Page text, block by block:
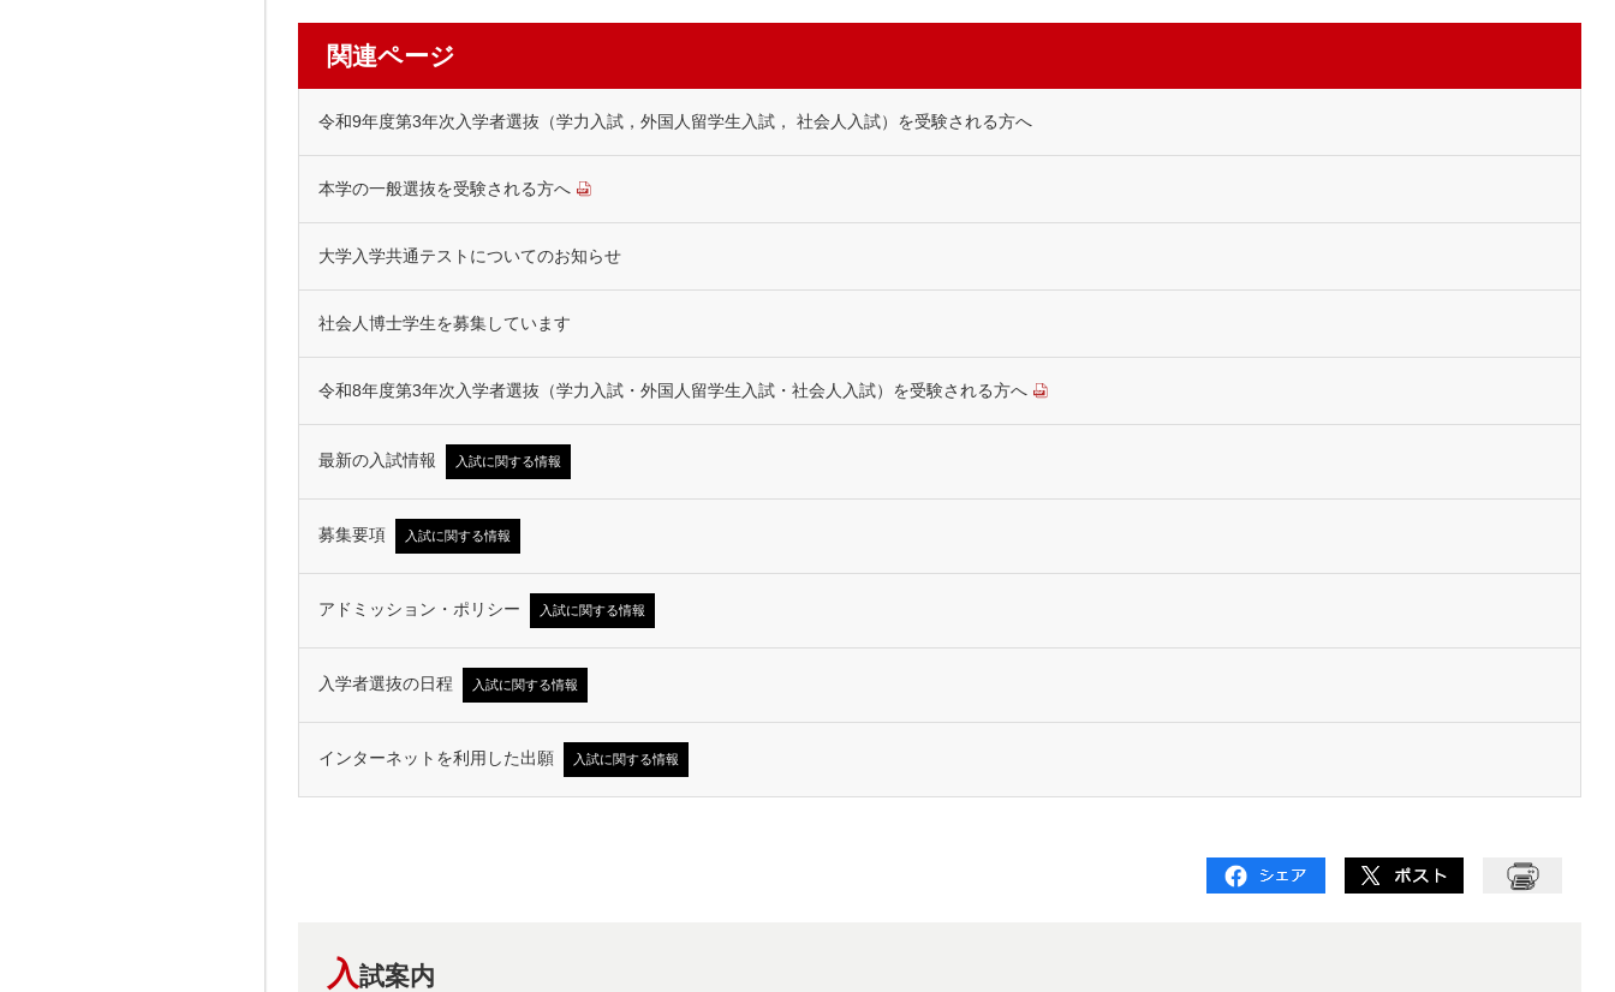
関連ページ
令和9年度第3年次入学者選抜（学力入試，外国人留学生入試， 社会人入試）を受験される方へ
本学の一般選抜を受験される方へ
大学入学共通テストについてのお知らせ
社会人博士学生を募集しています
令和8年度第3年次入学者選抜（学力入試・外国人留学生入試・社会人入試）を受験される方へ
最新の入試情報 入試に関する情報
募集要項 入試に関する情報
アドミッション・ポリシー 入試に関する情報
入学者選抜の日程 入試に関する情報
インターネットを利用した出願 入試に関する情報
入試案内